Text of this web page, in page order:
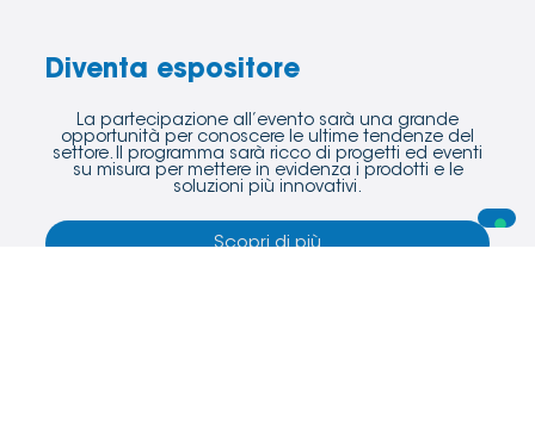
Diventa espositore
La partecipazione all’evento sarà una grande
opportunità per conoscere le ultime tendenze del
settore. Il programma sarà ricco di progetti ed eventi
su misura per mettere in evidenza i prodotti e le
soluzioni più innovativi.
Scopri di più